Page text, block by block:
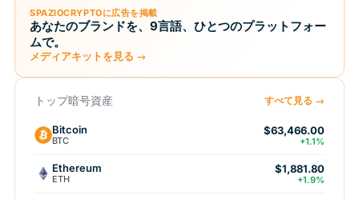
SPAZIOCRYPTOに広告を掲載
あなたのブランドを、9言語、ひとつのプラットフォー
ムで。
メディアキットを見る →
トップ暗号資産 すべて見る →
Bitcoin
BTC
$63,466.00
+1.1%
Ethereum
ETH
$1,881.80
+1.9%